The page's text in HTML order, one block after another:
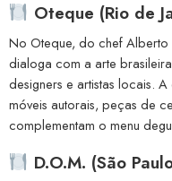
Oteque (Rio de
No Oteque, do chef Alberto
dialoga com a arte
designers e artistas locais. A
móveis autorais, peças de
complementam o menu
D.O.M. (São